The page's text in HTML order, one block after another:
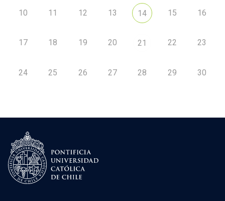
10 11 12 13 14 15 16
17 18 19 20 21 22 23
24 25 26 27 28 29 30